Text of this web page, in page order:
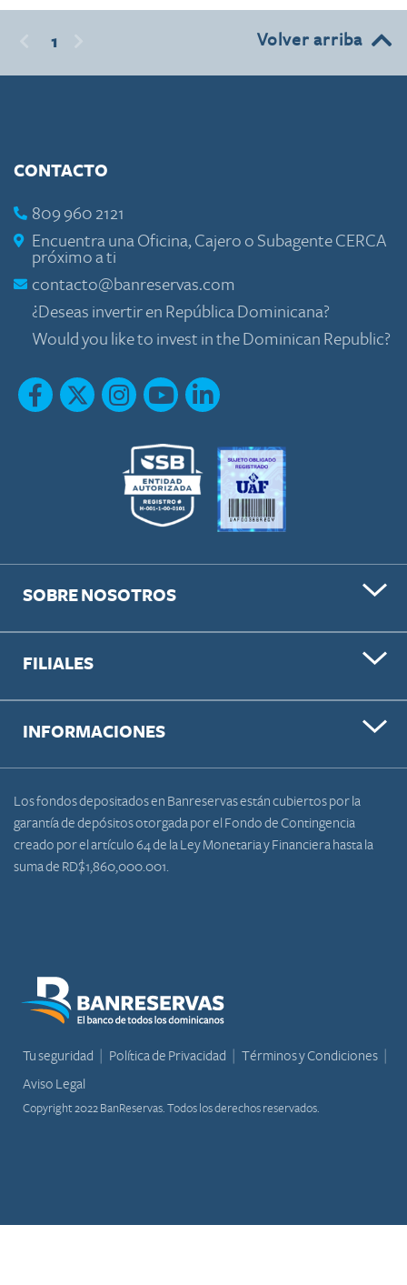
1 Volver arriba
CONTACTO
809 960 2121
Encuentra una Oficina, Cajero o Subagente CERCA
próximo a ti
contacto@banreservas.com
¿Deseas invertir en República Dominicana?
Would you like to invest in the Dominican Republic?
SOBRE NOSOTROS
FILIALES
INFORMACIONES
Los fondos depositados en Banreservas están cubiertos por la
garantía de depósitos otorgada por el Fondo de Contingencia
creado por el artículo 64 de la Ley Monetaria y Financiera hasta la
suma de RD$1,860,000.001.
Tu seguridad Política de Privacidad
Términos y Condiciones
Aviso Legal
Copyright 2022 BanReservas. Todos los derechos reservados.